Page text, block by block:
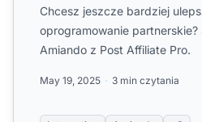
Chcesz jeszcze bardziej
oprogramowanie
Amiando z Post Affiliate Pro.
May 19, 2025 3 min czytania